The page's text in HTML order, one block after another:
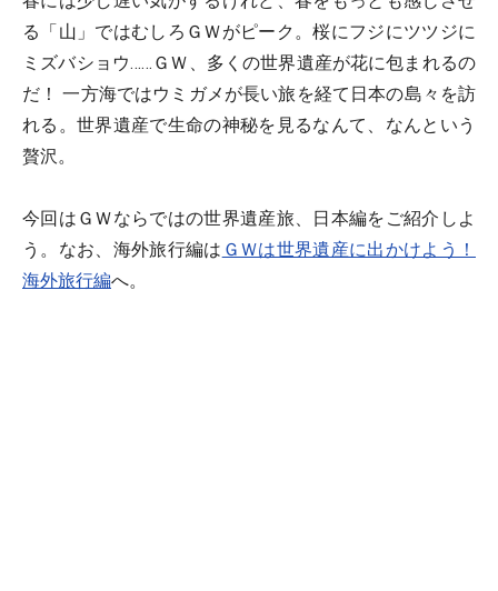
る「山」ではむしろＧＷがピーク。桜にフジにツツジに
ミズバショウ……ＧＷ、多くの世界遺産が花に包まれるの
だ！ 一方海ではウミガメが長い旅を経て日本の島々を訪
れる。世界遺産で生命の神秘を見るなんて、なんという
贅沢。
今回はＧＷならではの世界遺産旅、日本編をご紹介しよ
う。なお、海外旅行編は ＧＷは世界遺産に出かけよう！
海外旅行編へ。